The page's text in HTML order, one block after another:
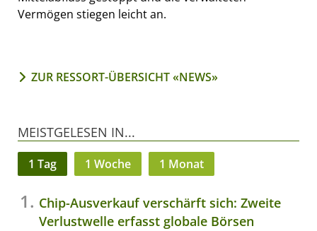
Vermögen stiegen leicht an.
ZUR RESSORT-ÜBERSICHT «NEWS»
MEISTGELESEN IN...
1 Tag 1 Woche 1 Monat
Chip-Ausverkauf verschärft sich: Zweite
Verlustwelle erfasst globale Börsen